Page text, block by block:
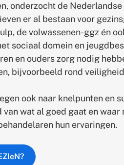
onderzocht de
er al bestaan voor
de volwassenen-ggz én
sociaal domein en
en ouders zorg nodig
bijvoorbeeld rond
ook naar knelpunten en
wat al goed gaat en waar
hun ervaringen.